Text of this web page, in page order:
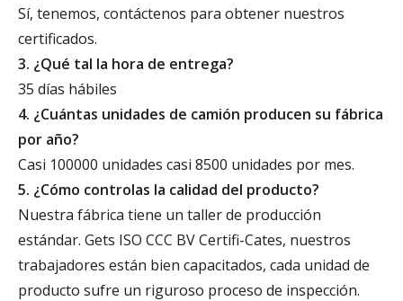
Sí, tenemos, contáctenos para obtener nuestros
certificados.
3. ¿Qué tal la hora de entrega?
35 días hábiles
4. ¿Cuántas unidades de camión producen su fábrica
por año?
Casi 100000 unidades casi 8500 unidades por mes.
5. ¿Cómo controlas la calidad del producto?
Nuestra fábrica tiene un taller de producción
estándar. Gets ISO CCC BV Certifi-Cates, nuestros
trabajadores están bien capacitados, cada unidad de
producto sufre un riguroso proceso de inspección.